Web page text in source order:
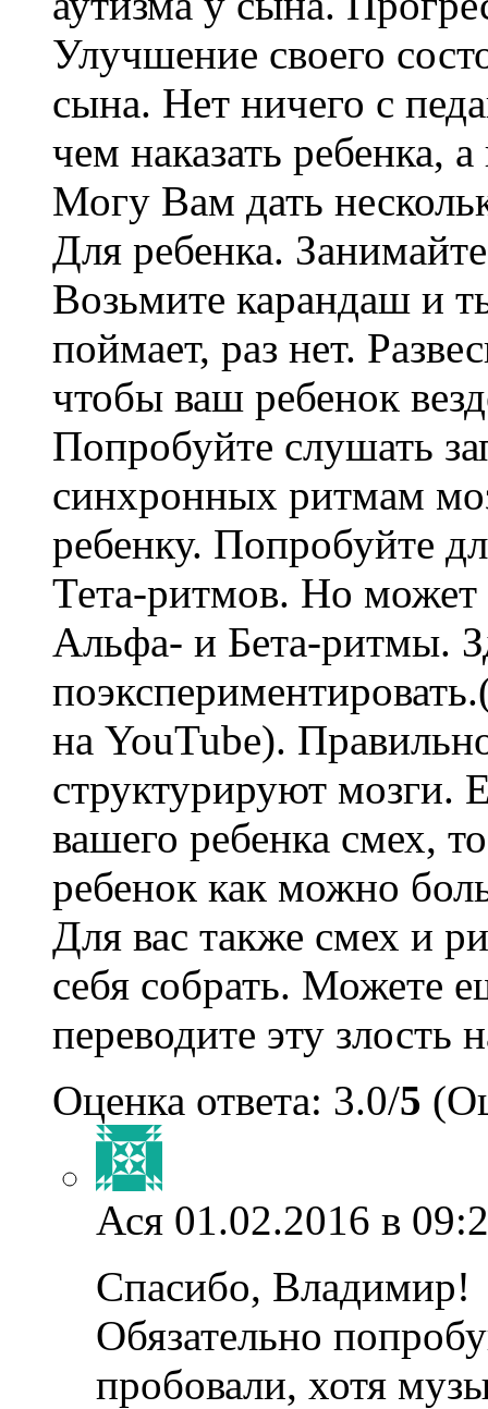
Улучшение своего
сына. Нет ничего с
чем наказать ребенка,
Могу Вам дать
Для ребенка.
Возьмите карандаш и
поймает, раз нет.
чтобы ваш ребенок
Попробуйте слушать
синхронных ритмам
ребенку. Попробуйте
Тета-ритмов. Но
Альфа- и Бета-ритмы.
на YouTube).
структурируют мозги.
вашего ребенка смех,
ребенок как можно
Для вас также смех и
себя собрать. Можете
переводите эту злость
Оценка ответа: 3.0/5
Ася 01.02.2016 в
Спасибо, Владимир!
Обязательно
пробовали, хотя